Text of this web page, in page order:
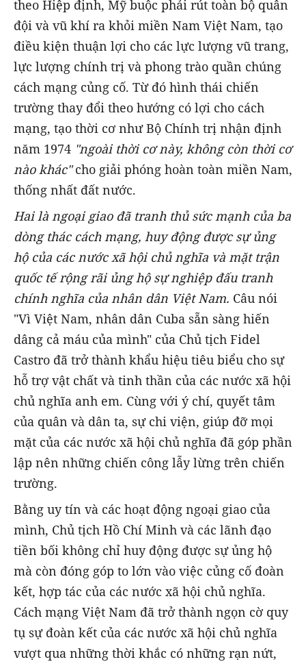
theo Hiệp định, Mỹ buộc phải rút toàn bộ quân
đội và vũ khí ra khỏi miền Nam Việt Nam, tạo
điều kiện thuận lợi cho các lực lượng vũ trang,
lực lượng chính trị và phong trào quần chúng
cách mạng củng cố. Từ đó hình thái chiến
trường thay đổi theo hướng có lợi cho cách
mạng, tạo thời cơ như Bộ Chính trị nhận định
năm 1974 "ngoài thời cơ này, không còn thời cơ
nào khác"cho giải phóng hoàn toàn miền Nam,
thống nhất đất nước.
Hai là ngoại giao đã tranh thủ sức mạnh của ba
dòng thác cách mạng, huy động được sự ủng
hộ của các nước xã hội chủ nghĩa và mặt trận
quốc tế rộng rãi ủng hộ sự nghiệp đấu tranh
chính nghĩa của nhân dân Việt Nam. Câu nói
"Vì Việt Nam, nhân dân Cuba sẵn sàng hiến
dâng cả máu của mình" của Chủ tịch Fidel
Castro đã trở thành khẩu hiệu tiêu biểu cho sự
hỗ trợ vật chất và tinh thần của các nước xã hội
chủ nghĩa anh em. Cùng với ý chí, quyết tâm
của quân và dân ta, sự chi viện, giúp đỡ mọi
mặt của các nước xã hội chủ nghĩa đã góp phần
lập nên những chiến công lẫy lừng trên chiến
trường.
Bằng uy tín và các hoạt động ngoại giao của
mình, Chủ tịch Hồ Chí Minh và các lãnh đạo
tiền bối không chỉ huy động được sự ủng hộ
mà còn đóng góp to lớn vào việc củng cố đoàn
kết, hợp tác của các nước xã hội chủ nghĩa.
Cách mạng Việt Nam đã trở thành ngọn cờ quy
tụ sự đoàn kết của các nước xã hội chủ nghĩa
vượt qua những thời khắc có những rạn nứt,